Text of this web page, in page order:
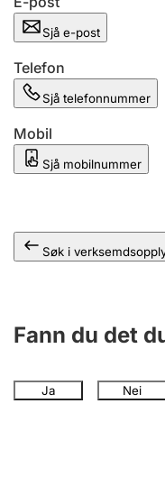
Sjå e-post
Telefon
Sjå telefonnummer
Mobil
Sjå mobilnummer
Søk i
Fann du det
Ja Nei